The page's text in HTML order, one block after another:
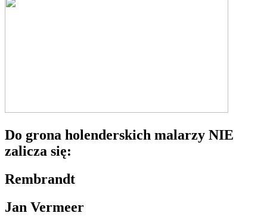
Do grona holenderskich malarzy NIE
zalicza się:
Rembrandt
Jan Vermeer